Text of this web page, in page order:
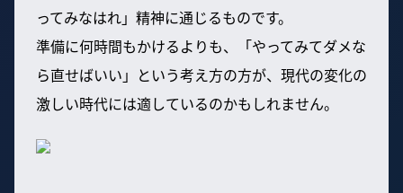
ってみなはれ」精神に通じるものです。
準備に何時間もかけるよりも、「やってみてダメな
ら直せばいい」という考え方の方が、現代の変化の
激しい時代には適しているのかもしれません。